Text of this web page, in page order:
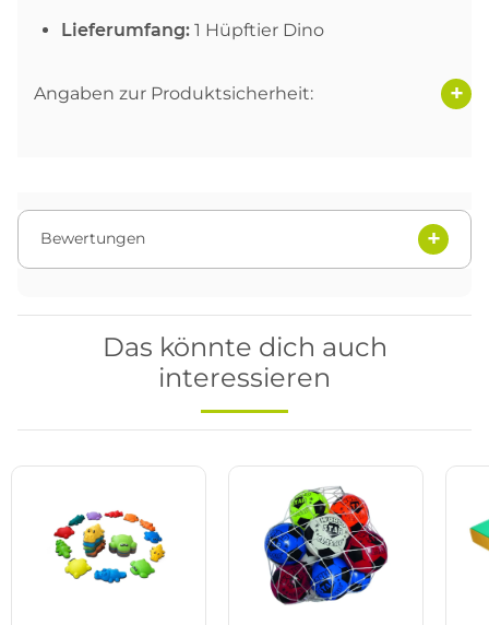
Lieferumfang: 1 Hüpftier Dino
Angaben zur Produktsicherheit:
Bewertungen
Das könnte dich auch
interessieren